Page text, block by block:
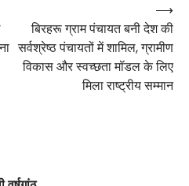
बिरहरू ग्राम पंचायत बनी देश की
सर्वश्रेष्ठ पंचायतों में शामिल, ग्रामीण
विकास और स्वच्छता मॉडल के लिए
मिला राष्ट्रीय सम्मान
⟶